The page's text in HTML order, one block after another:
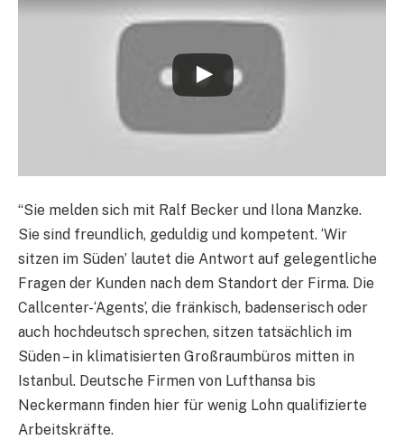
“Sie melden sich mit Ralf Becker und Ilona Manzke.
Sie sind freundlich, geduldig und kompetent. ‘Wir
sitzen im Süden’ lautet die Antwort auf gelegentliche
Fragen der Kunden nach dem Standort der Firma. Die
Callcenter-‘Agents’, die fränkisch, badenserisch oder
auch hochdeutsch sprechen, sitzen tatsächlich im
Süden – in klimatisierten Großraumbüros mitten in
Istanbul. Deutsche Firmen von Lufthansa bis
Neckermann finden hier für wenig Lohn qualifizierte
Arbeitskräfte.